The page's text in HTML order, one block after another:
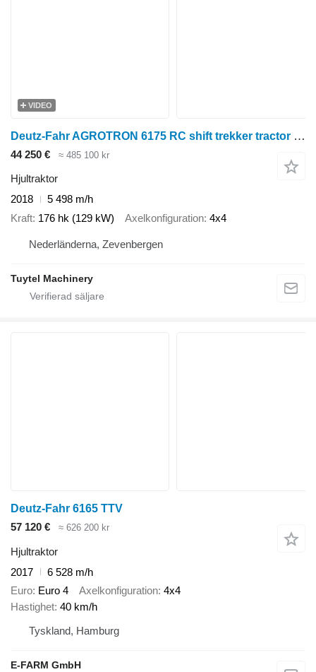
VIDEO
Deutz-Fahr AGROTRON 6175 RC shift trekker tractor +frontlader
44 250 € ≈ 485 100 kr
Hjultraktor
2018
5 498 m/h
Kraft 176 hk (129 kW) Axelkonfiguration 4x4
Nederländerna, Zevenbergen
Tuytel Machinery
Deutz-Fahr 6165 TTV
57 120 €
≈ 626 200 kr
Hjultraktor
2017
6 528 m/h
Euro Euro 4 Axelkonfiguration 4x4
Hastighet 40 km/h
Tyskland, Hamburg
E-FARM GmbH